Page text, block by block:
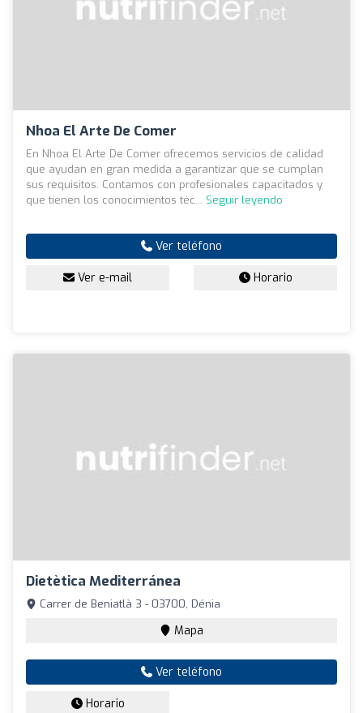
Nhoa El Arte De Comer
En Nhoa El Arte De Comer ofrecemos servicios de calidad
que ayudan en gran medida a garantizar que se cumplan
sus requisitos. Contamos con profesionales capacitados y
que tienen los conocimientos téc... Seguir leyendo
Ver teléfono
Ver e-mail Horario
Dietètica Mediterránea
Carrer de Beniatlà 3 - 03700, Dénia
Mapa
Ver teléfono
Horario